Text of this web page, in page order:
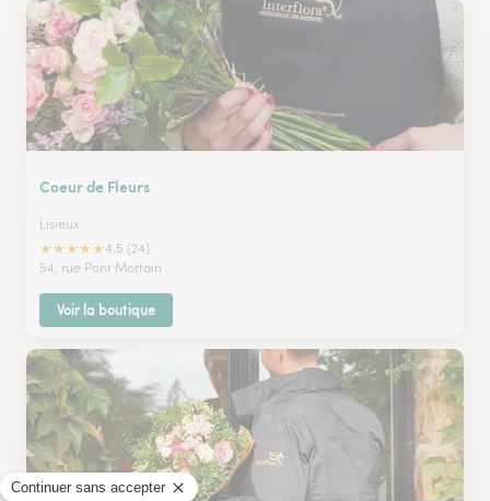
Coeur de Fleurs
Lisieux
★★★★★4.5 (24)
54, rue Pont Mortain
Voir la boutique